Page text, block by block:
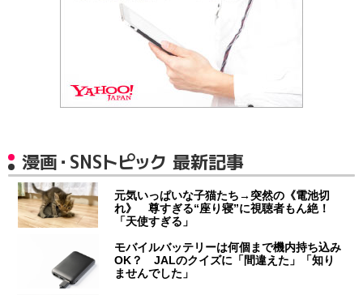
漫画・SNSトピック 最新記事
元気いっぱいな子猫たち→突然の《電池切
れ》 尊すぎる“座り寝”に視聴者もん絶！
「天使すぎる」
モバイルバッテリーは何個まで機内持ち込み
OK？ JALのクイズに「間違えた」「知り
ませんでした」